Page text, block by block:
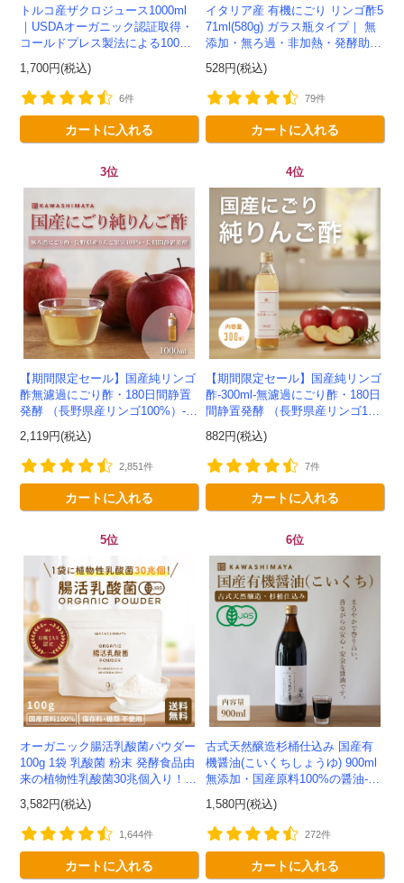
トルコ産ザクロジュース1000ml
｜USDAオーガニック認証取得・
コールドプレス製法による100%
ザクロジュース
1,700円(税込)
6件
カートに入れる
イタリア産 有機にごり リンゴ酢5
71ml(580g) ガラス瓶タイプ｜ 無
添加・無ろ過・非加熱・発酵助剤
不使用のアップルサイダービネガ
ー -かわしま屋-
528円(税込)
79件
カートに入れる
3位
【期間限定セール】国産純リンゴ
酢無濾過にごり酢・180日間静置
発酵 （長野県産リンゴ100%）-1
000ml-かわしま屋-
2,119円(税込)
2,851件
カートに入れる
4位
【期間限定セール】国産純リンゴ
酢-300ml-無濾過にごり酢・180日
間静置発酵 （長野県産リンゴ10
0%）-かわしま屋-
882円(税込)
7件
カートに入れる
5位
オーガニック腸活乳酸菌パウダー
100g 1袋 乳酸菌 粉末 発酵食品由
来の植物性乳酸菌30兆個入り！有
機JAS認定 -かわしま屋- 【送料無
料】 *メ...
3,582円(税込)
1,644件
カートに入れる
6位
古式天然醸造杉桶仕込み 国産有
機醤油(こいくちしょうゆ) 900ml
無添加・国産原料100%の醤油-か
わしま屋-
1,580円(税込)
272件
カートに入れる